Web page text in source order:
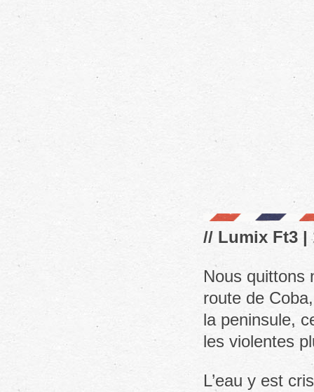
// Lumix Ft3 |
Nous quittons
route de
la peninsule,
les violentes
L’eau y est